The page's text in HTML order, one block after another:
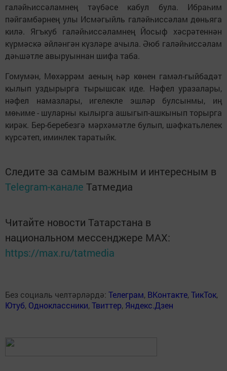
галәйһиссәламнең тәүбәсе кабул була. Ибраһим
пәйгамбәрнең улы Исмәгыйль галәйһиссәлам дөньяга
килә. Ягъкуб галәйһиссәламнең Йосыф хәсрәтеннән
күрмәскә әйләнгән күзләре ачыла. Әюб галәйһиссәлам
дәһшәтле авыруыннан шифа таба.
Гомумән, Мөхәррәм аеның һәр көнен гамәл-гыйбадәт
кылып уздырырга тырышсак иде. Нәфел уразалары,
нәфел намазлары, игелекле эшләр булсынмы, иң
мөһиме - шуларны кылырга ашыгып-ашкынып торырга
кирәк. Бер-беребезгә мәрхәмәтле булып, шәфкатьлелек
күрсәтеп, иминлек таратыйк.
Следите за самым важным и интересным в
Telegram-канале Татмедиа
Читайте новости Татарстана в
национальном мессенджере MАХ:
https://max.ru/tatmedia
Без социаль челтәрләрдә: Телеграм, ВКонтакте,ТикТок,
Ютуб, Одноклассники,Твиттер, Яндекс.Дзен